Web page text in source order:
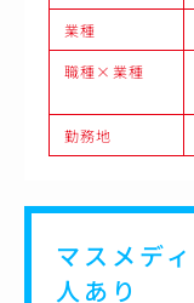
業種
職種×業種
勤務地
マスメデ
人あり